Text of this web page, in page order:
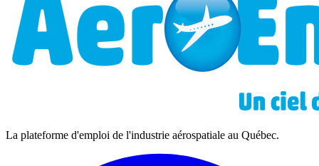
La plateforme d'emploi de l'industrie aérospatiale au Québec.